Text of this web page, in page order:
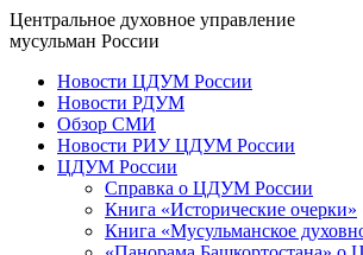
Центральное духовное управление
мусульман России
Новости ЦДУМ России
Новости РДУМ
Обзор СМИ
Новости РИУ ЦДУМ России
ЦДУМ России
Справка о ЦДУМ России
Книга «Исторические очерки»
Книга «Мусульманское